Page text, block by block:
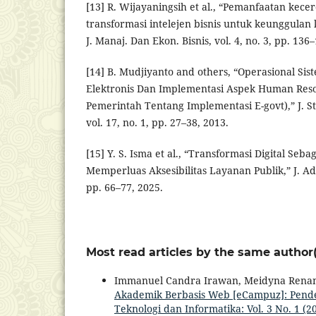
[13] R. Wijayaningsih et al., “Pemanfaatan
transformasi intelejen bisnis untuk keunggulan
J. Manaj. Dan Ekon. Bisnis, vol. 4, no. 3, pp.
[14] B. Mudjiyanto and others, “Operasional
Elektronis Dan Implementasi Aspek Human
Pemerintah Tentang Implementasi E-govt),” J.
vol. 17, no. 1, pp. 27–38, 2013.
[15] Y. S. Isma et al., “Transformasi Digital
Memperluas Aksesibilitas Layanan Publik,” J.
pp. 66–77, 2025.
Most read articles by the same
Immanuel Candra Irawan, Meidyna
Akademik Berbasis Web [eCampuz]:
Teknologi dan Informatika: Vol. 3 No. 1